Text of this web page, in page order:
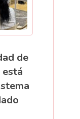
de
está